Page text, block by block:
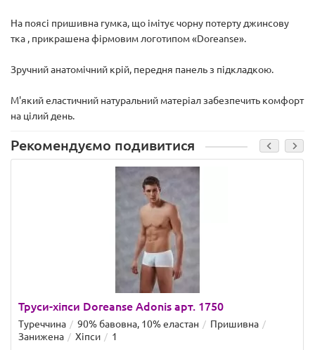
На поясі пришивна гумка, що імітує чорну потерту джинсову
тка , прикрашена фірмовим логотипом «Doreanse».
Зручний анатомічний крій, передня панель з підкладкою.
М'який еластичний натуральний матеріал забезпечить комфорт
на цілий день.
Рекомендуємо подивитися
Труси-хіпси Doreanse Adonis арт. 1750
Туреччина 90% бавовна, 10% еластан
Пришивна
Занижена
Хіпси
1